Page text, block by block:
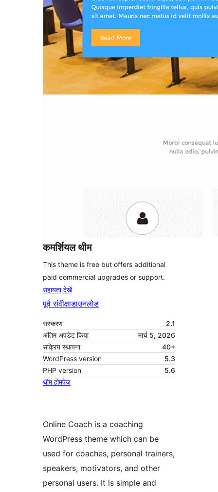
कमर्शियल थीम
This theme is free but offers additional
paid commercial upgrades or support.
सहायता देखें
पूर्व संवीक्षाडाउनलोड
संस्करण
2.1
अंतिम अपडेट किया
मार्च 5, 2026
सक्रिय स्थापना
40+
WordPress version
5.3
PHP version
5.6
थीम होमपेज
Online Coach is a coaching
WordPress theme which can be
used for coaches, personal trainers,
speakers, motivators, and other
personal users. It is simple and